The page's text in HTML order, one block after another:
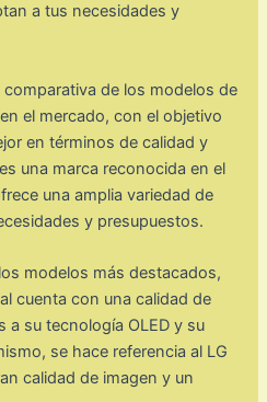
a tus necesidades y
comparativa de los modelos de
el mercado, con el objetivo
en términos de calidad y
una marca reconocida en el
una amplia variedad de
y presupuestos.
modelos más destacados,
cuenta con una calidad de
a su tecnología OLED y su
se hace referencia al LG
calidad de imagen y un